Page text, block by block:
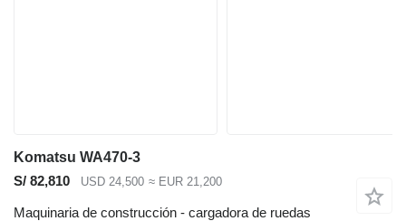
Komatsu WA470-3
S/ 82,810
USD 24,500 ≈ EUR 21,200
Maquinaria de construcción - cargadora de ruedas